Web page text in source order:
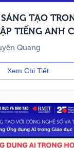
TẠO
TIẾNG ANH
Quang
Xem Chi Tiết